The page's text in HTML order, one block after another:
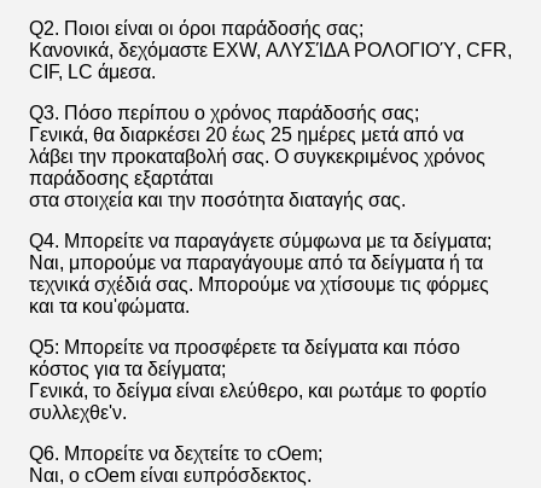
Q2. Ποιοι είναι οι όροι παράδοσής σας;
Κανονικά, δεχόμαστε EXW, ΑΛΥΣΊΔΑ ΡΟΛΟΓΙΟΎ, CFR,
CIF, LC άμεσα.
Q3. Πόσο περίπου ο χρόνος παράδοσής σας;
Γενικά, θα διαρκέσει 20 έως 25 ημέρες μετά από να
λάβει την προκαταβολή σας. Ο συγκεκριμένος χρόνος
παράδοσης εξαρτάται
στα στοιχεία και την ποσότητα διαταγής σας.
Q4. Μπορείτε να παραγάγετε σύμφωνα με τα δείγματα;
Ναι, μπορούμε να παραγάγουμε από τα δείγματα ή τα
τεχνικά σχέδιά σας. Μπορούμε να χτίσουμε τις φόρμες
και τα κοu'φώματα.
Q5: Μπορείτε να προσφέρετε τα δείγματα και πόσο
κόστος για τα δείγματα;
Γενικά, το δείγμα είναι ελεύθερο, και ρωτάμε το φορτίο
συλλεχθε'ν.
Q6. Μπορείτε να δεχτείτε το cOem;
Ναι, ο cOem είναι ευπρόσδεκτος.